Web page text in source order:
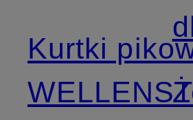
Kurtki